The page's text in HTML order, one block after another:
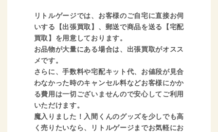
リトルゲージでは、お客様のご自宅に直接お伺
いする【出張買取】、郵送で商品を送る【宅配
買取】を用意しております。
お品物が大量にある場合は、出張買取がオスス
メです。
さらに、手数料や宅配キット代、お値段が見合
わなかった時のキャンセル料などお客様にかか
る費用は一切ございませんので安心してご利用
いただけます。
魔入りました！入間くんのグッズを少しでも高
く売りたいなら、リトルゲージまでお気軽にお